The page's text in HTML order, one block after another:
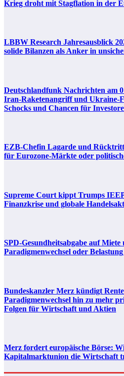
Krieg droht mit Stagflation in der
LBBW Research Jahresausblick
solide Bilanzen als Anker in
Deutschlandfunk Nachrichten am
Iran-Raketenangriff und Ukraine-
Schocks und Chancen für
EZB-Chefin Lagarde und
für Eurozone-Märkte oder
Supreme Court kippt Trumps
Finanzkrise und globale
SPD-Gesundheitsabgabe auf
Paradigmenwechsel oder
Bundeskanzler Merz kündigt
Paradigmenwechsel hin zu mehr
Folgen für Wirtschaft und Aktien
Merz fordert europäische Börse:
Kapitalmarktunion die Wirtschaft